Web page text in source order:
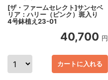
[ザ・ファームセレクト]サンセベ
リア：ハリー（ピンク）斑入り
4号鉢植え23-01
40,700 円
カートに入れる